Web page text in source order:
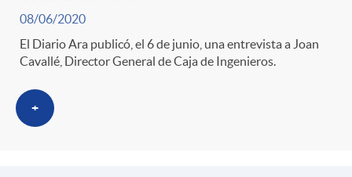
S
a
l
o
r
c
i
d
o
a
d
o
08/06/2020
El Diario Ara publicó, el 6 de junio, una entrevista a Joan
Cavallé, Director General de Caja de Ingenieros.
+